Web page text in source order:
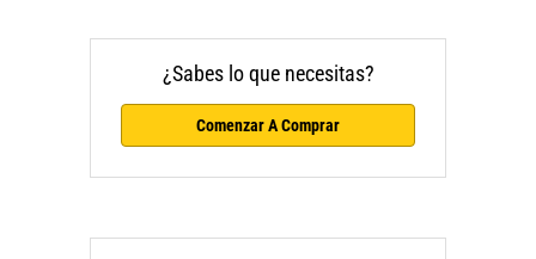
¿Sabes lo que necesitas?
Comenzar A Comprar